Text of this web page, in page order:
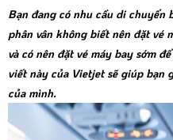
Bạn đang có nhu cầu di chuyển
phân vân không biết nên đặt vé
và có nên đặt vé máy bay sớm
viết này của Vietjet sẽ giúp bạn
của mình.